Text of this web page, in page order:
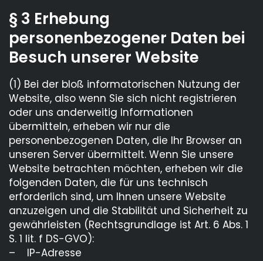
§ 3 Erhebung
personenbezogener Daten bei
Besuch unserer Website
(1) Bei der bloß informatorischen Nutzung der
Website, also wenn Sie sich nicht registrieren
oder uns anderweitig Informationen
übermitteln, erheben wir nur die
personenbezogenen Daten, die Ihr Browser an
unseren Server übermittelt. Wenn Sie unsere
Website betrachten möchten, erheben wir die
folgenden Daten, die für uns technisch
erforderlich sind, um Ihnen unsere Website
anzuzeigen und die Stabilität und Sicherheit zu
gewährleisten (Rechtsgrundlage ist Art. 6 Abs. 1
S. 1 lit. f DS-GVO):
– IP-Adresse